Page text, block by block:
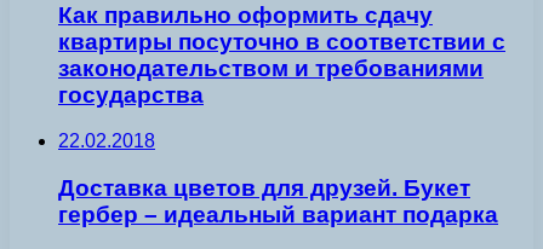
Как правильно оформить сдачу
квартиры посуточно в соответствии с
законодательством и требованиями
государства
22.02.2018
Доставка цветов для друзей. Букет
гербер – идеальный вариант подарка